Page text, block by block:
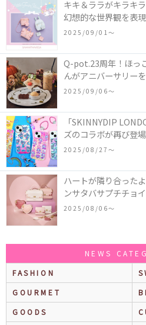
キキ＆ララがキラキ
幻想的な世界観を表
ツインスターズ』50
2025/09/01〜
Q-pot.23周年！ほっ
んがアニバーサリー
ーキアクセサリー」
「かぼちゃのオバケ
2025/09/06〜
「SKINNYDIP
ズのコラボが再び登
作コレクションを発売
2025/08/27〜
ハートが隣り合った
ンサタバサプチチョ
いHeart Collectionが
2025/08/06〜
NEWS
FASHION
GOURMET
GOODS